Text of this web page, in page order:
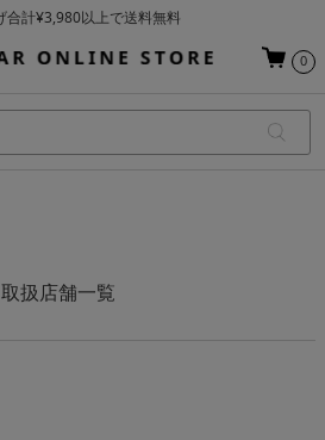
合計¥3,980以上で送料無料
順次発送（一部お取り寄せ商品を除く）
0
取扱店舗一覧